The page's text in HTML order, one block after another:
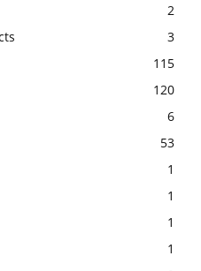
2
3
115
120
6
53
1
1
1
1